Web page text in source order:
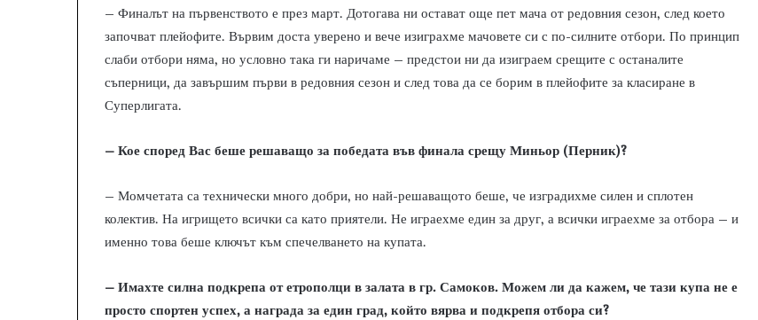
– Финалът на първенството е през март. Дотогава ни остават още пет мача от редовния сезон, след което
започват плейофите. Вървим доста уверено и вече изиграхме мачовете си с по-силните отбори. По принцип
слаби отбори няма, но условно така ги наричаме – предстои ни да изиграем срещите с останалите
съперници, да завършим първи в редовния сезон и след това да се борим в плейофите за класиране в
Суперлигата.
– Кое според Вас беше решаващо за победата във финала срещу Миньор (Перник)?
– Момчетата са технически много добри, но най-решаващото беше, че изградихме силен и сплотен
колектив. На игрището всички са като приятели. Не играехме един за друг, а всички играехме за отбора – и
именно това беше ключът към спечелването на купата.
– Имахте силна подкрепа от етрополци в залата в гр. Самоков. Можем ли да кажем, че тази купа не е
просто спортен успех, а награда за един град, който вярва и подкрепя отбора си?